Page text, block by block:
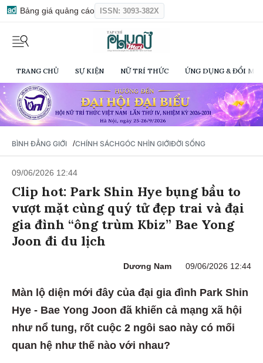
Bảng giá quảng cáo ISSN: 3093-382X
TRANG CHỦ SỰ KIỆN NỮ TRÍ THỨC ỨNG DỤNG & ĐỔI
BÌNH ĐẲNG GIỚI /CHÍNH SÁCHGÓC NHÌN GIỚIĐỜI SỐNG
09/06/2026 12:44
Clip hot: Park Shin Hye bụng bầu to
vượt mặt cùng quý tử đẹp trai và đại
gia đình “ông trùm Kbiz” Bae Yong
Joon đi du lịch
Dương Nam 09/06/2026 12:44
Màn lộ diện mới đây của đại gia đình Park Shin
Hye - Bae Yong Joon đã khiến cả mạng xã hội
như nổ tung, rốt cuộc 2 ngôi sao này có mối
quan hệ như thế nào với nhau?